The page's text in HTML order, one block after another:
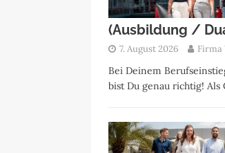
(Ausbildung /
7. August 2026
Bei Deinem
bist Du genau richtig!